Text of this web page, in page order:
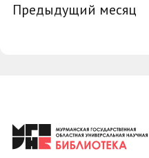
Предыдущий месяц